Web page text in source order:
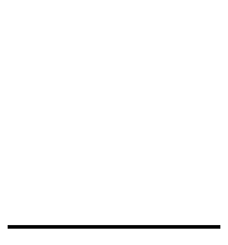
แม่ส่วนใหญ่ยังต้องการให้ลูกสูงขึ้นอีก สะท้อนจากผลสำรวจ